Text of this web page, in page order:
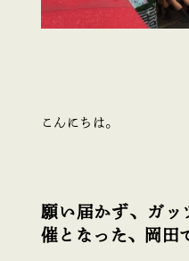
こんにちは。
願い届かず、ガッ
催となった、岡田